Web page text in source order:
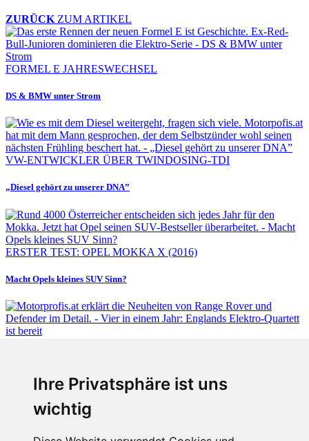
Ihre Privatsphäre ist uns
wichtig
ZURÜCK ZUM ARTIKEL
FORMEL E JAHRESWECHSEL
DS & BMW unter Strom
VW-ENTWICKLER ÜBER TWINDOSING-TDI
„Diesel gehört zu unserer DNA”
ERSTER TEST: OPEL MOKKA X (2016)
Macht Opels kleines SUV Sinn?
Vier in einem Jahr: Englands Elektro-Quartett ist bereit